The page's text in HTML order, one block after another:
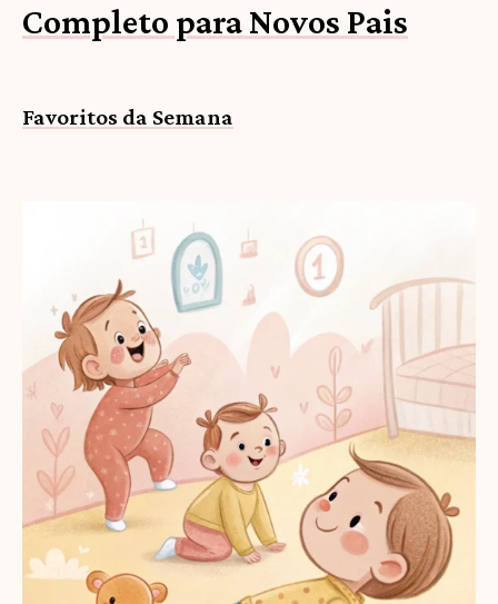
Completo para Novos Pais
Favoritos da Semana